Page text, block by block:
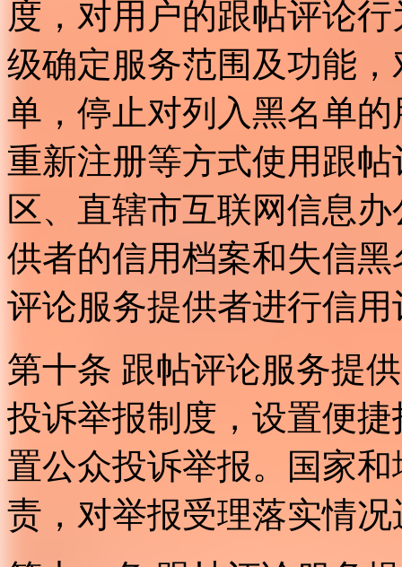
度，对用户的跟帖评论
级确定服务范围及功能
单，停止对列入黑名单
重新注册等方式使用跟
区、直辖市互联网信息
供者的信用档案和失信
评论服务提供者进行信用
第十条 跟帖评论服务提
投诉举报制度，设置便
置公众投诉举报。国家
责，对举报受理落实情